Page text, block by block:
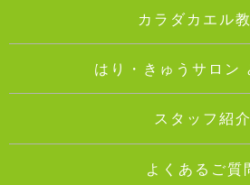
カラダカエル
はり・きゅうサロン
スタッフ紹介
よくあるご質